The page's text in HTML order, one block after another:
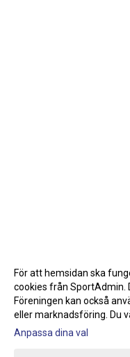
Gå till
För att hemsidan ska
cookies från SportAdmin.
Föreningen kan också
eller marknadsföring. Du
Anpassa dina val